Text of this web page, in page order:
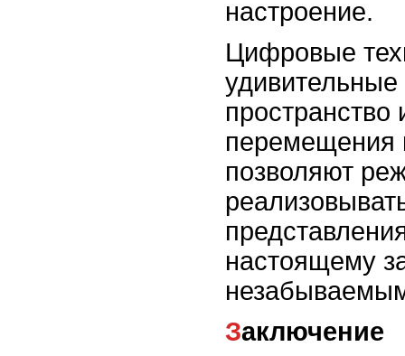
настроение.
Цифровые
перемещения
позволяют
настоящему
Заключение